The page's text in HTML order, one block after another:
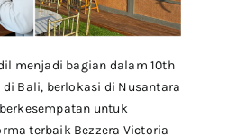
menjadi bagian dalam 10th
Bali, berlokasi di Nusantara
untuk
terbaik Bezzera Victoria